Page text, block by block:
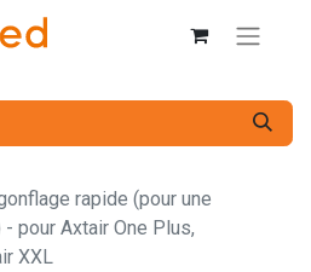
rapide (pour une
pour Axtair One Plus,
XXL